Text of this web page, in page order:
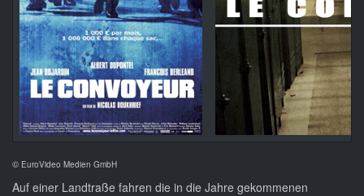
© EuroVideo Medien GmbH
Auf einer Landtraße fahren die in die Jahre gekommenen